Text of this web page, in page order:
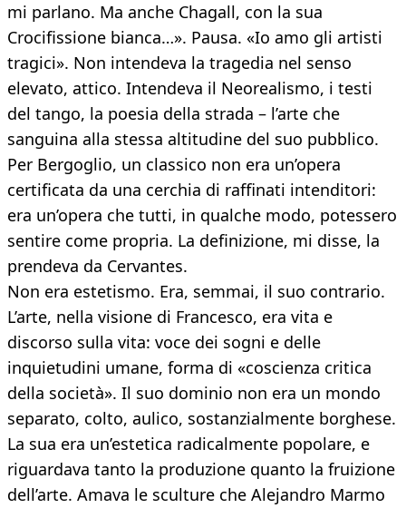
mi parlano. Ma anche Chagall, con la sua
Crocifissione bianca…». Pausa. «Io amo gli artisti
tragici». Non intendeva la tragedia nel senso
elevato, attico. Intendeva il Neorealismo, i testi
del tango, la poesia della strada – l’arte che
sanguina alla stessa altitudine del suo pubblico.
Per Bergoglio, un classico non era un’opera
certificata da una cerchia di raffinati intenditori:
era un’opera che tutti, in qualche modo, potessero
sentire come propria. La definizione, mi disse, la
prendeva da Cervantes.
Non era estetismo. Era, semmai, il suo contrario.
L’arte, nella visione di Francesco, era vita e
discorso sulla vita: voce dei sogni e delle
inquietudini umane, forma di «coscienza critica
della società». Il suo dominio non era un mondo
separato, colto, aulico, sostanzialmente borghese.
La sua era un’estetica radicalmente popolare, e
riguardava tanto la produzione quanto la fruizione
dell’arte. Amava le sculture che Alejandro Marmo